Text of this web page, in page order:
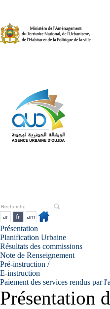
Présentation
Planification Urbaine
Résultats des commissions
Note de Renseignement
Pré-instruction /
E-instruction
Paiement des services rendus par
Présentation